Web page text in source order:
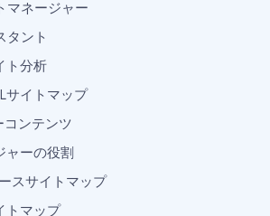
マネージャー
タント
ト分析
サイトマップ
コンテンツ
ャーの役割
スサイトマップ
トマップ